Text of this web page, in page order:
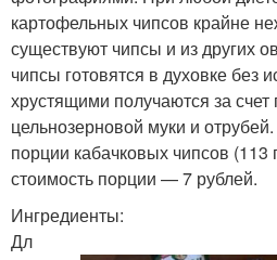
картофельных чипсов крайне
существуют чипсы и из других
чипсы готовятся в духовке без
хрустящими получаются за счет
цельнозерновой муки и
порции кабачковых чипсов
стоимость порции — 7 рублей.
Ингредиенты:
Дл